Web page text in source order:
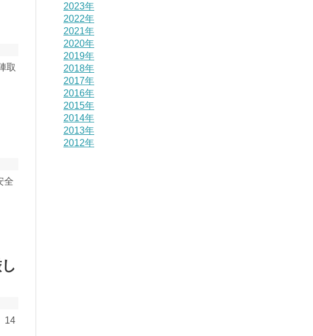
取
全
14
2023年
2022年
2021年
2020年
2019年
2018年
2017年
2016年
2015年
2014年
2013年
2012年